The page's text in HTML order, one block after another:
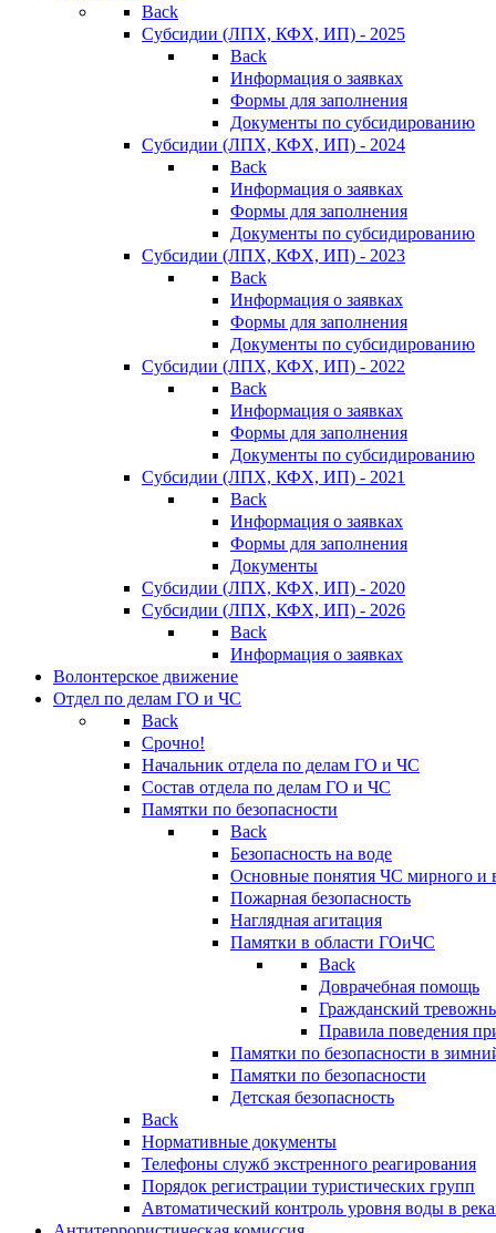
Back
Субсидии (ЛПХ, КФХ, ИП) - 2025
Back
Информация о заявках
Формы для заполнения
Документы по субсидированию
Субсидии (ЛПХ, КФХ, ИП) - 2024
Back
Информация о заявках
Формы для заполнения
Документы по субсидированию
Субсидии (ЛПХ, КФХ, ИП) - 2023
Back
Информация о заявках
Формы для заполнения
Документы по субсидированию
Субсидии (ЛПХ, КФХ, ИП) - 2022
Back
Информация о заявках
Формы для заполнения
Документы по субсидированию
Субсидии (ЛПХ, КФХ, ИП) - 2021
Back
Информация о заявках
Формы для заполнения
Документы
Субсидии (ЛПХ, КФХ, ИП) - 2020
Субсидии (ЛПХ, КФХ, ИП) - 2026
Back
Информация о заявках
Волонтерское движение
Отдел по делам ГО и ЧС
Back
Срочно!
Начальник отдела по делам ГО и ЧС
Состав отдела по делам ГО и ЧС
Памятки по безопасности
Back
Безопасность на воде
Основные понятия ЧС мирного и
Пожарная безопасность
Наглядная агитация
Памятки в области ГОиЧС
Back
Доврачебная помощь
Гражданский
Правила поведения
Памятки по безопасности в
Памятки по безопасности
Детская безопасность
Back
Нормативные документы
Телефоны служб экстренного реагирования
Порядок регистрации туристических групп
Автоматический контроль уровня воды в